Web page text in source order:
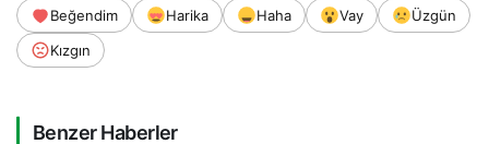
Beğendim Harika Haha Vay
Üzgün
Kızgın
Benzer Haberler